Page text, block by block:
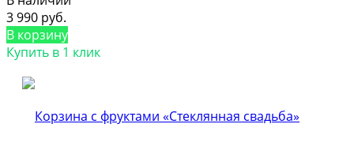
3 990 руб.
В корзину
Купить в 1 клик